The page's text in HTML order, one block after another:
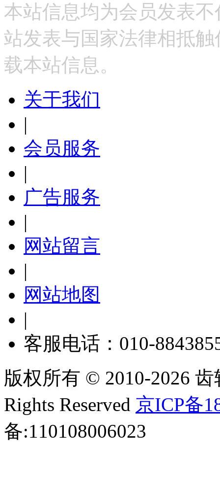
本站信息均为会员发表
站发表与国家法律相抵
载本站信息。
关于我们
|
会员服务
|
广告服务
|
网站留言
|
网站地图
|
客服电话：010-
版权所有 © 2010-2026
Rights Reserved 京ICP备
备:110108006023